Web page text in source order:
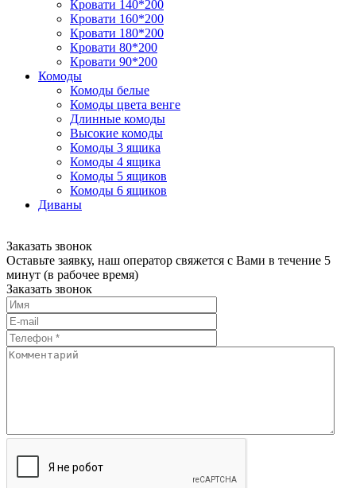
Кровати 140*200
Кровати 160*200
Кровати 180*200
Кровати 80*200
Кровати 90*200
Комоды
Комоды белые
Комоды цвета венге
Длинные комоды
Высокие комоды
Комоды 3 ящика
Комоды 4 ящика
Комоды 5 ящиков
Комоды 6 ящиков
Диваны
Заказать звонок
Оставьте заявку, наш оператор свяжется с Вами в течение 5
минут (в рабочее время)
Заказать звонок